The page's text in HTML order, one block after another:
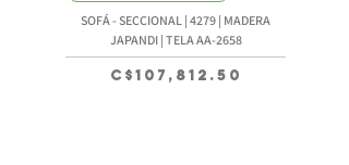
SOFÁ - SECCIONAL | 4279 | MADERA
JAPANDI | TELA AA-2658
Precio
C$107,812.50